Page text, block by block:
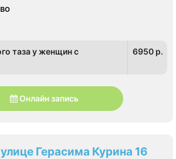
таза у женщин с
6950 p.
Онлайн запись
Герасима Курина 16